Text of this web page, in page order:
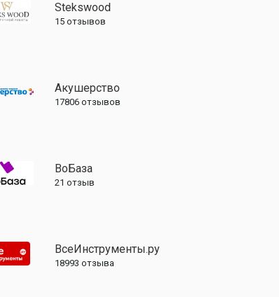
Stekswood
15отзывов
Акушерство
17806отзывов
ВоБаза
21 отзыв
ВсеИнструменты.ру
18993 отзыва